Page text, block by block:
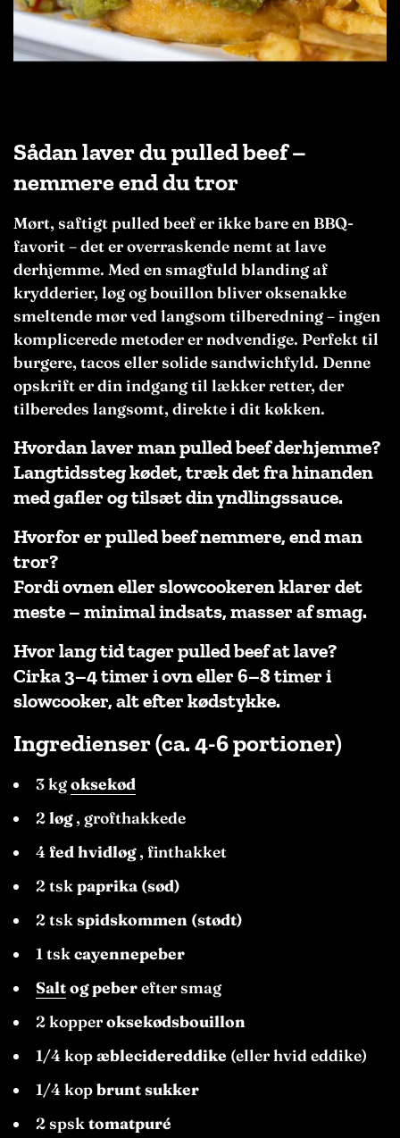
Sådan laver du pulled beef –
nemmere end du tror
Mørt, saftigt pulled beef er ikke bare en BBQ-
favorit – det er overraskende nemt at lave
derhjemme. Med en smagfuld blanding af
krydderier, løg og bouillon bliver oksenakke
smeltende mør ved langsom tilberedning – ingen
komplicerede metoder er nødvendige. Perfekt til
burgere, tacos eller solide sandwichfyld. Denne
opskrift er din indgang til lækker retter, der
tilberedes langsomt, direkte i dit køkken.
Hvordan laver man pulled beef derhjemme?
Langtidssteg kødet, træk det fra hinanden
med gafler og tilsæt din yndlingssauce.
Hvorfor er pulled beef nemmere, end man
tror?
Fordi ovnen eller slowcookeren klarer det
meste – minimal indsats, masser af smag.
Hvor lang tid tager pulled beef at lave?
Cirka 3–4 timer i ovn eller 6–8 timer i
slowcooker, alt efter kødstykke.
Ingredienser(ca. 4-6 portioner)
3 kgoksekød
2løg, grofthakkede
4fed hvidløg, finthakket
2 tsk paprika (sød)
2 tsk spidskommen (stødt)
1 tsk cayennepeber
Saltog peberefter smag
2 kopperoksekødsbouillon
1/4 kopæblecidereddike (eller hvid eddike)
1/4 kopbrunt sukker
2 spsk tomatpuré